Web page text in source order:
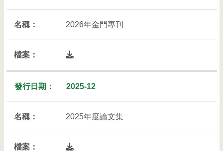
2026年金門專刊
開啟檔案下載列表彈出視窗
2025-12
2025年度論文集
開啟檔案下載列表彈出視窗